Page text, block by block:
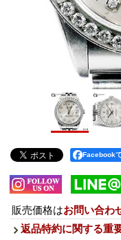
Facebook
販売価格はお問い合わ
返品特約に関する重